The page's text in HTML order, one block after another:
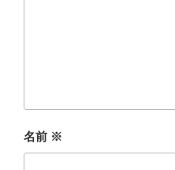
名前 ※